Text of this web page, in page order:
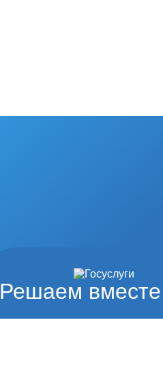
Решаем вместе